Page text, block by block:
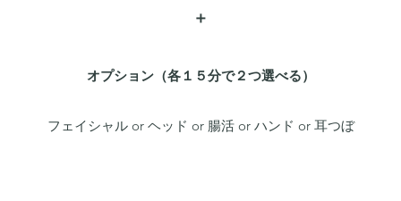
＋
オプション（各１５分で２つ選べる）
フェイシャル or ヘッド or 腸活 or ハンド or 耳つぼ